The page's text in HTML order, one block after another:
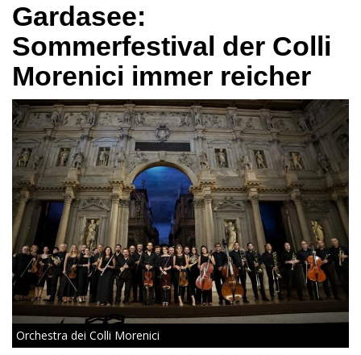
Gardasee:
Sommerfestival der Colli
Morenici immer reicher
Orchestra dei Colli Morenici